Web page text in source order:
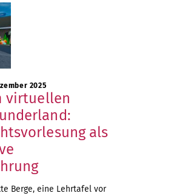
2025
virtuellen
als
Berge, eine Lehrtafel vor